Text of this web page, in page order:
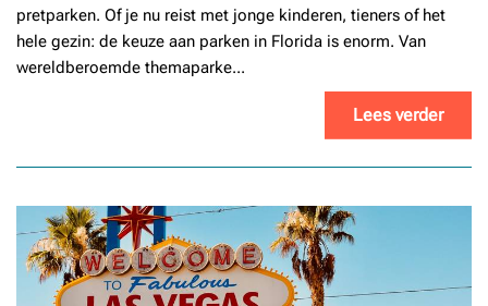
pretparken. Of je nu reist met jonge kinderen, tieners of het
hele gezin: de keuze aan parken in Florida is enorm. Van
wereldberoemde themaparke...
Lees verder